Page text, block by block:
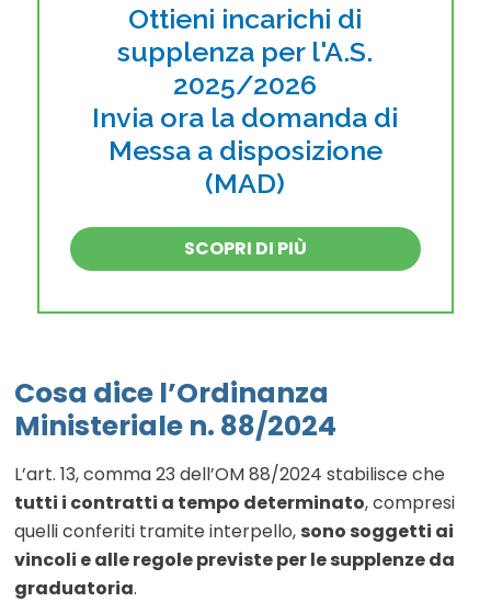
Ottieni incarichi di
supplenza per l'A.S.
2025/2026
Invia ora la domanda di
Messa a disposizione
(MAD)
SCOPRI DI PIÙ
Cosa dice l’Ordinanza
Ministeriale n. 88/2024
L’art. 13, comma 23 dell’OM 88/2024 stabilisce che
tutti i contratti a tempo determinato, compresi
quelli conferiti tramite interpello, sono soggetti ai
vincoli e alle regole previste per le supplenze da
graduatoria.